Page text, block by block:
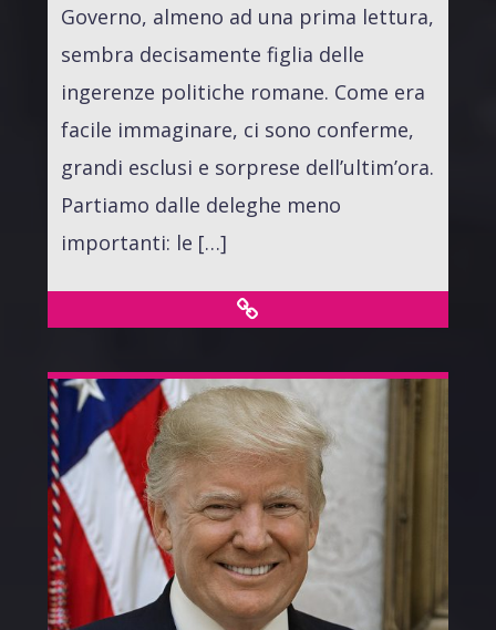
Governo, almeno ad una prima lettura,
sembra decisamente figlia delle
ingerenze politiche romane. Come era
facile immaginare, ci sono conferme,
grandi esclusi e sorprese dell’ultim’ora.
Partiamo dalle deleghe meno
importanti: le […]